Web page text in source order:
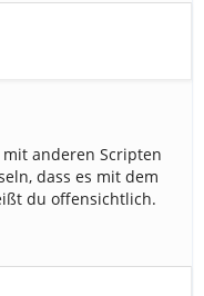
anderen Scripten
dass es mit dem
du offensichtlich.